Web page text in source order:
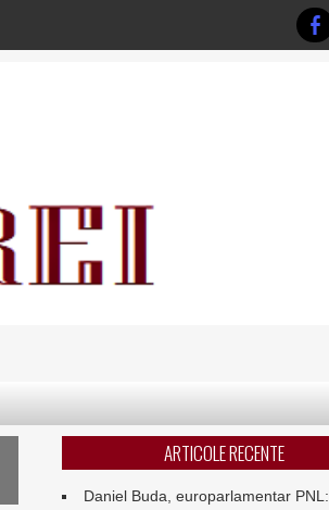
ARTICOLE RECENTE
Daniel Buda, europarlamentar PNL: